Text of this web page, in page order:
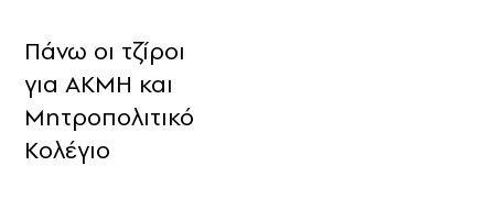
Πάνω οι τζίροι
για ΑΚΜΗ και
Μητροπολιτικό
Κολέγιο